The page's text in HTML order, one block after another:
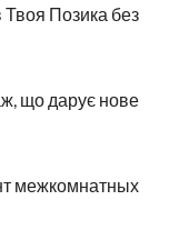
Позика без
що дарує нове
межкомнатных